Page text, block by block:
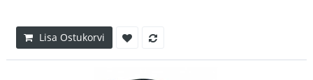
Lisa Ostukorvi